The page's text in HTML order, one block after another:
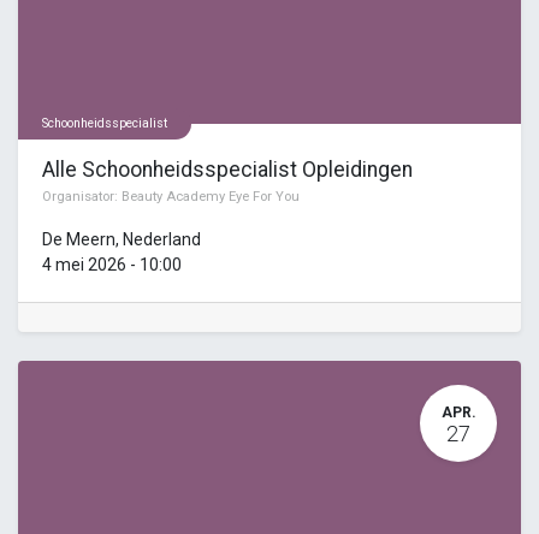
Schoonheidsspecialist
Alle Schoonheidsspecialist Opleidingen
Organisator: Beauty Academy Eye For You
De Meern, Nederland
4 mei 2026 - 10:00
APR.
27